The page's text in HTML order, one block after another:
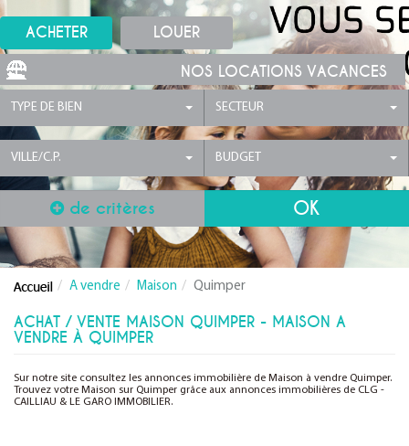
ACHETER LOUER
NOS LOCATIONS VACANCES
TYPE DE BIEN SECTEUR
VILLE/C.P. BUDGET
de critères
A vendre Maison Quimper
ACHAT / VENTE MAISON QUIMPER - MAISON A
VENDRE À QUIMPER
Sur notre site consultez les annonces immobilière de Maison à vendre Quimper.
Trouvez votre Maison sur Quimper grâce aux annonces immobilières de CLG -
CAILLIAU & LE GARO IMMOBILIER.